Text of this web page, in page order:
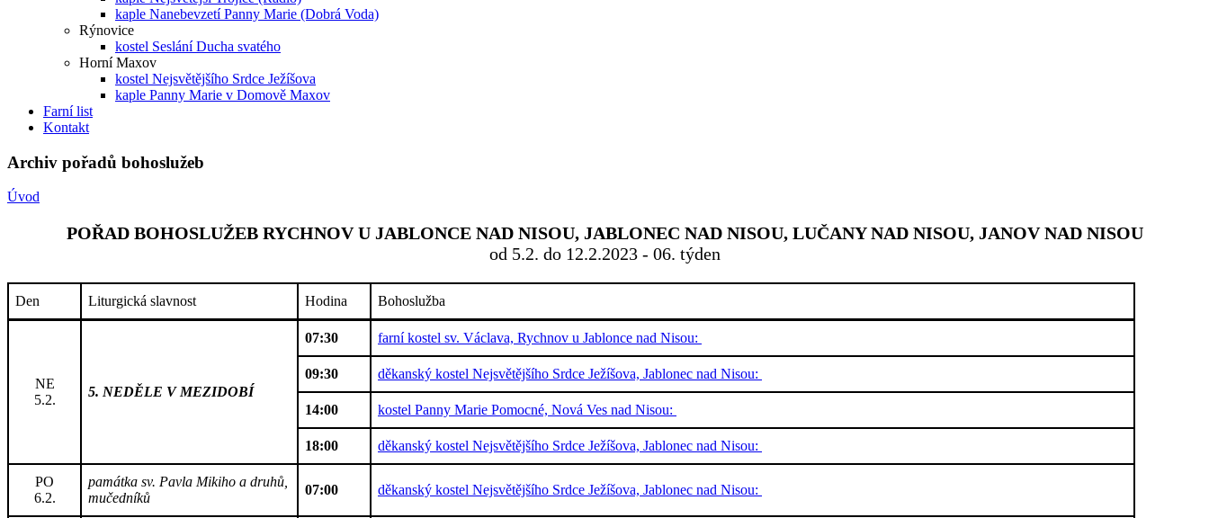
kaple Nanebevzetí Panny Marie (Dobrá Voda)
Rýnovice
kostel Seslání Ducha svatého
Horní Maxov
kostel Nejsvětějšího Srdce Ježíšova
kaple Panny Marie v Domově Maxov
Farní list
Kontakt
Archiv pořadů bohoslužeb
Úvod
POŘAD BOHOSLUŽEB RYCHNOV U JABLONCE NAD NISOU, JABLONEC NAD NISOU, LUČANY NAD NISOU, JANOV NAD NISOU
od 5.2. do 12.2.2023 - 06. týden
Den Liturgická slavnost Hodina Bohoslužba
NE
5.2.
5. NEDĚLE V MEZIDOBÍ
07:30 farní kostel sv. Václava, Rychnov u Jablonce nad Nisou:
09:30 děkanský kostel Nejsvětějšího Srdce Ježíšova, Jablonec nad Nisou:
14:00 kostel Panny Marie Pomocné, Nová Ves nad Nisou:
18:00 děkanský kostel Nejsvětějšího Srdce Ježíšova, Jablonec nad Nisou:
PO
6.2.
památka sv. Pavla Mikiho a druhů,
mučedníků
07:00 děkanský kostel Nejsvětějšího Srdce Ježíšova, Jablonec nad Nisou: